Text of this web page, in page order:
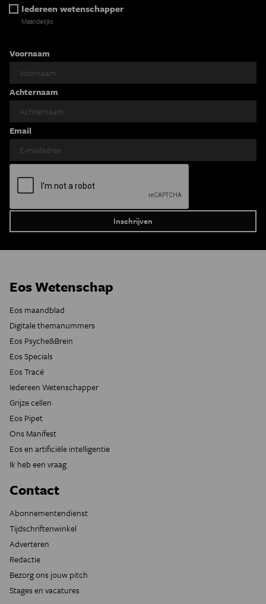
Iedereen wetenschapper
Maandelijks
Voornaam
Achternaam
Email
Eos Wetenschap
Eos maandblad
Digitale themanummers
Eos Psyche&Brein
Eos Specials
Eos Tracé
Iedereen Wetenschapper
Grijze cellen
Eos Pipet
Ons Manifest
Eos en artificiële intelligentie
Ik heb een vraag
Contact
Abonnementendienst
Tijdschriftenwinkel
Adverteren
Redactie
Bezorg ons jouw pitch
Stages en vacatures